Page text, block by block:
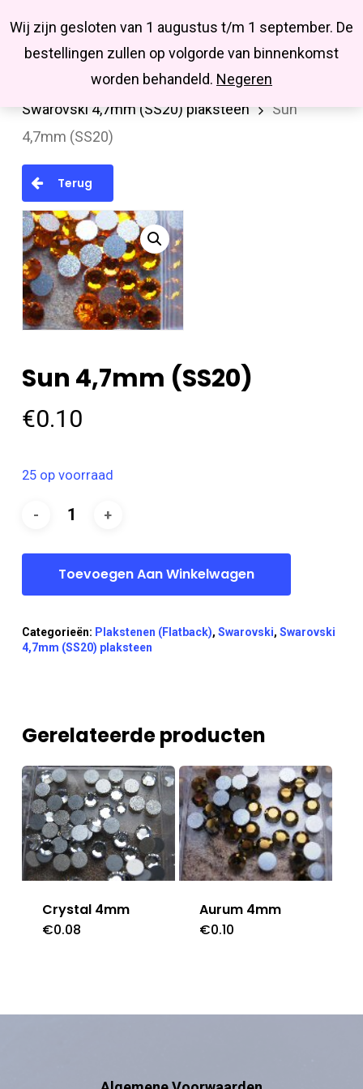
Wij zijn gesloten van 1 augustus t/m 1 september. De
bestellingen zullen op volgorde van binnenkomst
worden behandeld. Negeren
main
Missbluesieraden
searchaccount
Swarovski
Plakstenen (Flatback)
Swarovski 4,7mm (SS20) plaksteen
Sun
4,7mm (SS20)
Terug
Sun 4,7mm (SS20)
€0.10
25 op voorraad
Toevoegen Aan Winkelwagen
Categorieën: Plakstenen (Flatback), Swarovski, Swarovski
4,7mm (SS20) plaksteen
Gerelateerde producten
Crystal 4mm
€0.08
Aurum 4mm
€0.10
Close